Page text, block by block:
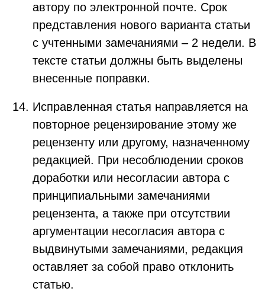
автору по электронной почте. Срок
представления нового варианта статьи
с учтенными замечаниями – 2 недели. В
тексте статьи должны быть выделены
внесенные поправки.
Исправленная статья направляется на
повторное рецензирование этому же
рецензенту или другому, назначенному
редакцией. При несоблюдении сроков
доработки или несогласии автора с
принципиальными замечаниями
рецензента, а также при отсутствии
аргументации несогласия автора с
выдвинутыми замечаниями, редакция
оставляет за собой право отклонить
статью.